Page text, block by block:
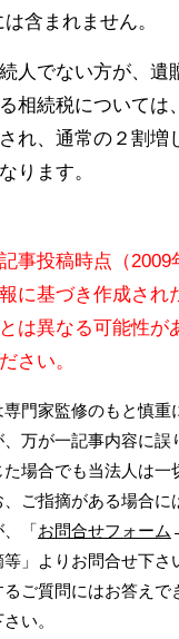
含まれません。
人でない方が、遺
相続税については
れ、通常の２割増
ります。
事投稿時点（2009
に基づき作成され
は異なる可能性が
さい。
門家監修のもと慎重
万が一記事内容に誤
場合でも当法人は一
、ご指摘がある場合に
、「お問合せフォーム
等」よりお問合せ下さ
ご質問にはお答えで
い。